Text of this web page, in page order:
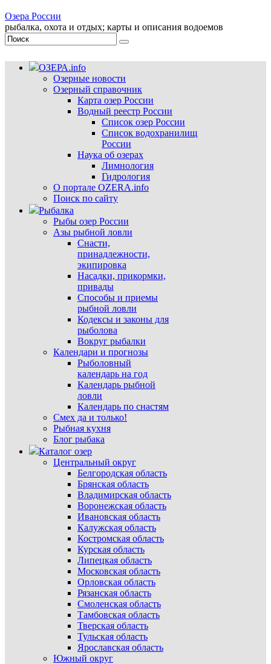
Озера России
рыбалка, охота и отдых; карты и описания водоемов
ОЗЕРА.info
Озерные новости
Озерный справочник
Карта озер России
Водный реестр России
Список озер России
Список водохранилищ
России
Наука об озерах
Лимнология
Гидрология
О портале OZERA.info
Поиск по сайту
Рыбалка
Рыбы озер России
Азы рыбной ловли
Снасти,
принадлежности,
экипировка
Насадки, прикормки,
привады
Способы и приемы
рыбной ловли
Кодексы и законы для
рыболова
Вокруг рыбалки
Календари и прогнозы
Рыболовный
календарь на год
Календарь рыбной
ловли
Календарь по снастям
Смех да и только!
Рыбная кухня
Блог рыбака
Каталог озер
Центральный округ
Белгородская область
Брянская область
Владимирская область
Воронежская область
Ивановская область
Калужская область
Костромская область
Курская область
Липецкая область
Московская область
Орловская область
Рязанская область
Смоленская область
Тамбовская область
Тверская область
Тульская область
Ярославская область
Южный округ